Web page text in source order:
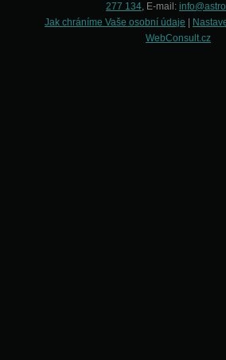
277 134, E-mail:
Jak chráníme Vaše osobní údaje
WebConsult.cz